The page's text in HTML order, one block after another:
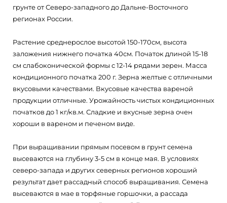
грунте от Северо-западного до Дальне-Восточного
регионах России.
Растение среднерослое высотой 150-170см, высота
заложения нижнего початка 40см. Початок длиной 15-18
см слабоконической формы с 12-14 рядами зерен. Масса
кондиционного початка 200 г. Зерна желтые с отличными
вкусовыми качествами. Вкусовые качества вареной
продукции отличные. Урожайность чистых кондиционных
початков до 1 кг/кв.м. Сладкие и вкусные зерна очен
хороши в вареном и печеном виде.
При выращивании прямым посевом в грунт семена
высеваются на глубину 3-5 см в конце мая. В условиях
северо-запада и других северных регионов хороший
результат дает рассадный способ выращивания. Семена
высеваются в мае в торфяные горшочки, а рассада